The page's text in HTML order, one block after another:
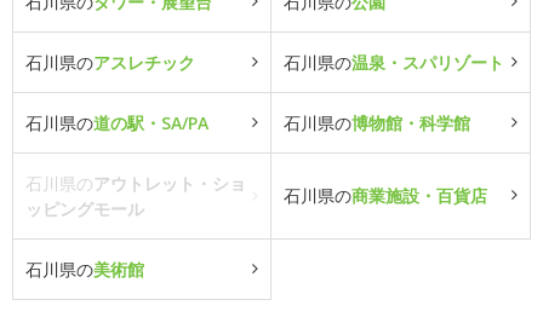
石川県のアスレチック 石川県の温泉・スパリゾート
石川県の道の駅・SA/PA 石川県の博物館・科学館
石川県のアウトレット・ショ
ッピングモール
石川県の商業施設・百貨店
石川県の美術館